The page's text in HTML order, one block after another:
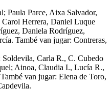
Paula Parce, Aixa Salvador,
Herrera, Daniel Luque
Daniela Rodríguez,
També van jugar: Contreras,
Soldevila, Carla R., C. Cubedo
Ainoa, Claudia I., Lucía R.,
van jugar: Elena de Toro,